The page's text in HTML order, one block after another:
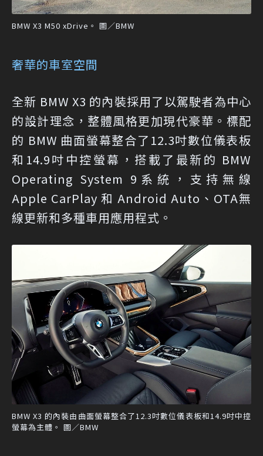
BMW X3 M50 xDrive。 圖／BMW
奢華的車室空間
全新 BMW X3 的內裝採用了以駕駛者為中心
的設計理念，整體風格更加現代豪華。標配
的 BMW 曲面螢幕整合了12.3吋數位儀表板
和14.9吋中控螢幕，搭載了最新的 BMW
Operating System 9系統，支持無線
Apple CarPlay 和 Android Auto、OTA無
線更新和多種車用應用程式。
BMW X3 的內裝由曲面螢幕整合了12.3吋數位儀表板和14.9吋中控
螢幕為主體。 圖／BMW